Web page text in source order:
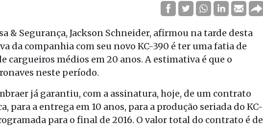
& Segurança, Jackson Schneider, afirmou na tarde desta
da companhia com seu novo KC-390 é ter uma fatia de
cargueiros médios em 20 anos. A estimativa é que o
neste período.
já garantiu, com a assinatura, hoje, de um contrato
para a entrega em 10 anos, para a produção seriada do KC-
para o final de 2016. O valor total do contrato é de